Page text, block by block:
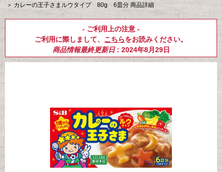
＞カレーの王子さまルウタイプ 80g 6皿分 商品詳細
- ご利用上の注意 -
ご利用に際しまして、 こちらをお読みください。
商品情報最終更新日: 2024年8月29日